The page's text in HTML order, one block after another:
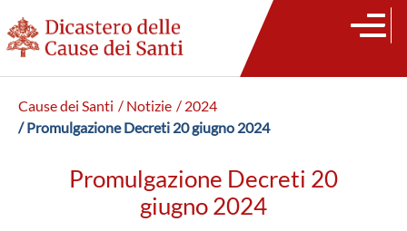
Cause dei Santi / Notizie / 2024
/ Promulgazione Decreti 20 giugno 2024
Promulgazione Decreti 20
giugno 2024